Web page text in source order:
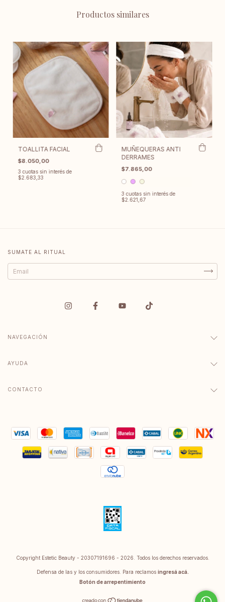
Productos similares
TOALLITA FACIAL
$8.050,00
3 cuotas sin interés de
$2.683,33
MUÑEQUERAS ANTI
DERRAMES
$7.865,00
3 cuotas sin interés de
$2.621,67
SUMATE AL RITUAL
NAVEGACIÓN
AYUDA
CONTACTO
Copyright Estetic Beauty - 20307191696 - 2026. Todos los derechos reservados.
Defensa de las y los consumidores. Para reclamos ingresá acá.
Botón de arrepentimiento